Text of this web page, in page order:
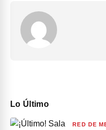
Lo Último
RED DE